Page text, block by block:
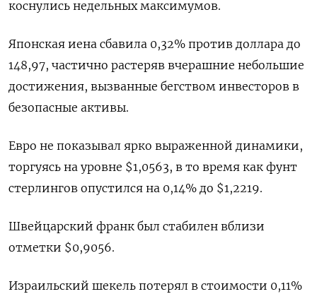
коснулись недельных максимумов.
Японская иена сбавила 0,32%​ против доллара до
148,97, частично растеряв вчерашние небольшие
достижения, вызванные бегством инвесторов в
безопасные активы.
Евро не показывал ярко выраженной динамики,
торгуясь на уровне $1,0563​, в то время как фунт
стерлингов опустился на 0,14% до $1,2219.
Швейцарский франк был стабилен вблизи
отметки $0,9056.
Израильский шекель потерял в стоимости 0,11%